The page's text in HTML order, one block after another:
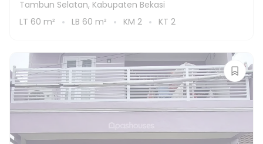
Tambun Selatan, Kabupaten Bekasi
LT 60 m² LB 60 m² KM 2 KT 2